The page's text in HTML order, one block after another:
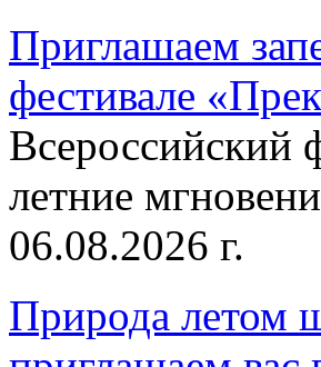
Приглашаем
фестивале
Всероссийский
летние
06.08.2026 г.
Природа летом